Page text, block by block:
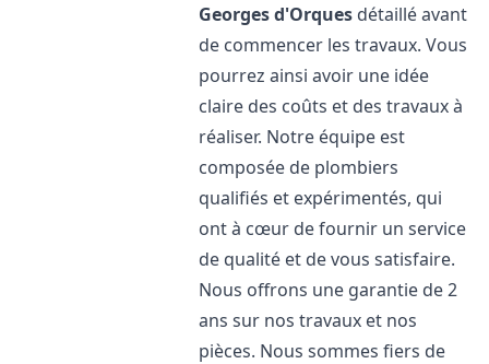
Georges d'Orques détaillé avant
de commencer les travaux. Vous
pourrez ainsi avoir une idée
claire des coûts et des travaux à
réaliser. Notre équipe est
composée de plombiers
qualifiés et expérimentés, qui
ont à cœur de fournir un service
de qualité et de vous satisfaire.
Nous offrons une garantie de 2
ans sur nos travaux et nos
pièces. Nous sommes fiers de